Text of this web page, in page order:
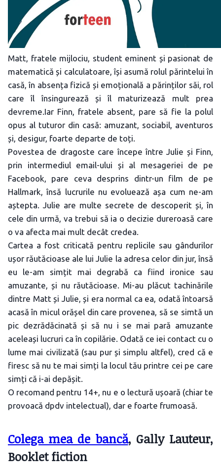
Matt, fratele mijlociu, student eminent și pasionat de
matematică și calculatoare, își asumă rolul părintelui în
casă, în absența fizică și emoțională a părinților săi, rol
care îl însingurează și îl maturizează mult prea
devreme.Iar Finn, fratele absent, pare să fie la polul
opus al tuturor din casă: amuzant, sociabil, aventuros
și, desigur, foarte departe de toți.
Povestea de dragoste care începe între Julie și Finn,
prin intermediul email-ului și al mesageriei de pe
Facebook, pare ceva desprins dintr-un film de pe
Hallmark, însă lucrurile nu evoluează așa cum ne-am
aștepta. Julie are multe secrete de descoperit și, în
cele din urmă, va trebui să ia o decizie dureroasă care
o va afecta mai mult decât credea.
Cartea a fost criticată pentru replicile sau gândurilor
ușor răutăcioase ale lui Julie la adresa celor din jur, însă
eu le-am simțit mai degrabă ca fiind ironice sau
amuzante, și nu răutăcioase. Mi-au plăcut tachinările
dintre Matt și Julie, și era normal ca ea, odată întoarsă
acasă în micul orășel din care provenea, să se simtă un
pic dezrădăcinată și să nu i se mai pară amuzante
aceleași lucruri ca în copilărie. Odată ce iei contact cu o
lume mai civilizată (sau pur și simplu altfel), cred că e
firesc să nu te mai simți la locul tău printre cei pe care
simți că i-ai depășit.
O recomand pentru 14+, nu e o lectură ușoară (chiar te
provoacă dpdv intelectual), dar e foarte frumoasă.
Colega mea de bancă, Gally Lauteur,
Booklet fiction